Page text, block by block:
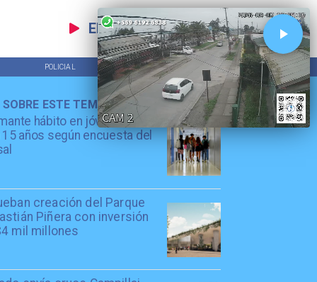
EN VIVO
POLICIAL TENDENCIAS
hábito en jóvenes de
15 años según encuesta del
creación del Parque
Piñera con inversión
mil millones
ESTE TEMA